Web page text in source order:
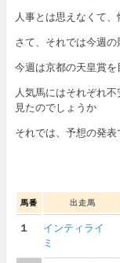
人事とは思えなくて、
さて、それでは今週の
今週は京都の天皇賞を
人気馬にはそれぞれ
見たのでしょうか
それでは、予想の発表
馬番 出走馬
１
インティライ
ミ